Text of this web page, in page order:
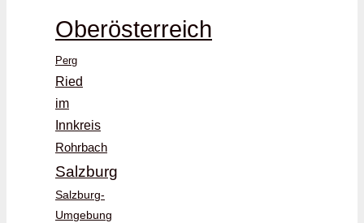
Oberösterreich
Perg
Ried
im
Innkreis
Rohrbach
Salzburg
Salzburg-
Umgebung